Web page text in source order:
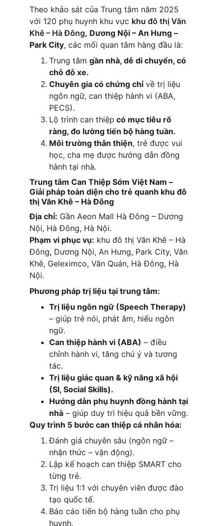
Theo khảo sát của Trung tâm năm 2025
với 120 phụ huynh khu vực khu đô thị Văn
Khê – Hà Đông, Dương Nội – An Hưng –
Park City, các mối quan tâm hàng đầu là:
Trung tâm gần nhà, dễ di chuyển, có
chỗ đỗ xe.
Chuyên gia có chứng chỉ về trị liệu
ngôn ngữ, can thiệp hành vi (ABA,
PECS).
Lộ trình can thiệp có mục tiêu rõ
ràng, đo lường tiến bộ hàng tuần.
Môi trường thân thiện, trẻ được vui
học, cha mẹ được hướng dẫn đồng
hành tại nhà.
Trung tâm Can Thiệp Sớm Việt Nam –
Giải pháp toàn diện cho trẻ quanh khu đô
thị Văn Khê – Hà Đông
Địa chỉ: Gần Aeon Mall Hà Đông – Dương
Nội, Hà Đông, Hà Nội.
Phạm vi phục vụ: khu đô thị Văn Khê – Hà
Đông, Dương Nội, An Hưng, Park City, Văn
Khê, Geleximco, Văn Quán, Hà Đông, Hà
Nội.
Phương pháp trị liệu tại trung tâm:
Trị liệu ngôn ngữ (Speech Therapy)
– giúp trẻ nói, phát âm, hiểu ngôn
ngữ.
Can thiệp hành vi (ABA) – điều
chỉnh hành vi, tăng chú ý và tương
tác.
Trị liệu giác quan & kỹ năng xã hội
(SI, Social Skills).
Hướng dẫn phụ huynh đồng hành tại
nhà – giúp duy trì hiệu quả bền vững.
Quy trình 5 bước can thiệp cá nhân hóa:
Đánh giá chuyên sâu (ngôn ngữ –
nhận thức – vận động).
Lập kế hoạch can thiệp SMART cho
từng trẻ.
Trị liệu 1:1 với chuyên viên được đào
tạo quốc tế.
Báo cáo tiến bộ hàng tuần cho phụ
huynh.